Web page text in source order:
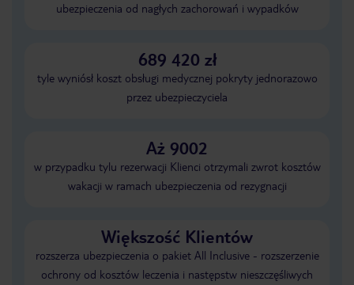
ubezpieczenia od nagłych zachorowań i wypadków
689 420 zł
tyle wyniósł koszt obsługi medycznej pokryty jednorazowo
przez ubezpieczyciela
Aż 9002
w przypadku tylu rezerwacji Klienci otrzymali zwrot kosztów
wakacji w ramach ubezpieczenia od rezygnacji
Większość Klientów
rozszerza ubezpieczenia o pakiet All Inclusive - rozszerzenie
ochrony od kosztów leczenia i następstw nieszczęśliwych